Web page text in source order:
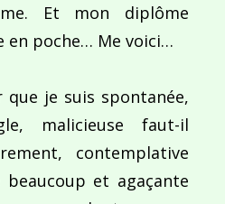
Et mon diplôme
en poche… Me voici…
que je suis spontanée,
malicieuse faut-il
contemplative
et agaçante